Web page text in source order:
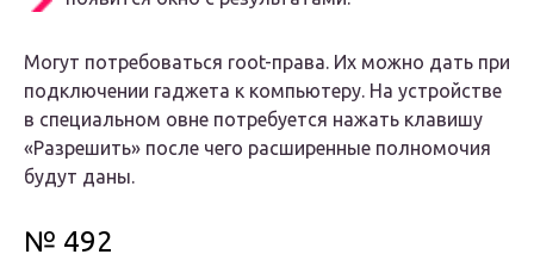
Могут потребоваться root-права. Их можно дать при
подключении гаджета к компьютеру. На устройстве
в специальном овне потребуется нажать клавишу
«Разрешить» после чего расширенные полномочия
будут даны.
№ 492